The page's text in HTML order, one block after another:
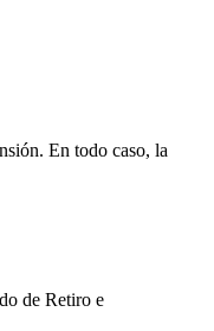
En todo caso, la
de Retiro e